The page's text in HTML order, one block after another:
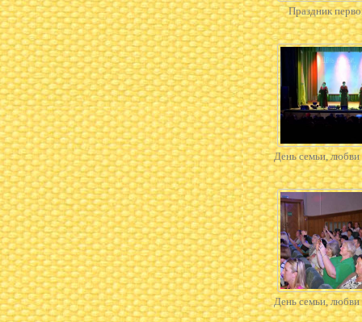
Праздник
День семьи, любви
День семьи, любви